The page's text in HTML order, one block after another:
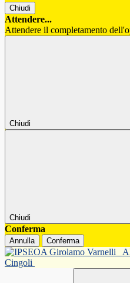
Chiudi
Attendere...
Attendere il completamento
Chiudi
Chiudi
Conferma
Annulla Conferma
Cingoli